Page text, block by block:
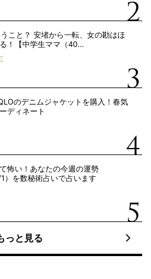
こと？ 安堵から一転、女の勘はほ
！【中学生ママ（40…
のデニムジャケットを購入！春気
ディネート
怖い！あなたの今週の運勢
）を数秘術占いで占います
っと見る